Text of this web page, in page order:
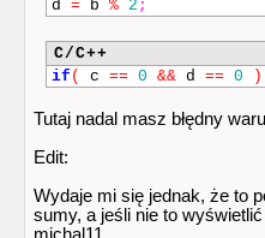
d = b % 2 ;
C/C++
if ( c == 0 && d == 0 )
Tutaj nadal masz błędny
Edit:
Wydaje mi się jednak, że to
sumy, a jeśli nie to